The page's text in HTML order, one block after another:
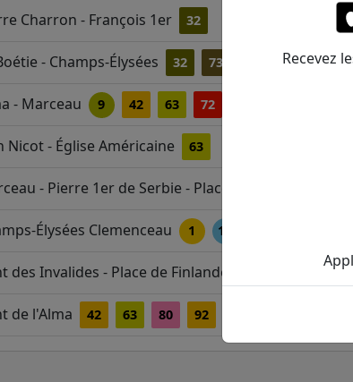
Charron - François 1er 32
- Champs-Élysées 32 73
- Marceau 9 42 63 72
Nicot - Église Américaine 63
- Pierre 1er de Serbie - Place de Beyrouth
Élysées Clemenceau 1 13
des Invalides - Place de Finlande
de l'Alma 42 63 80 92
Recevez